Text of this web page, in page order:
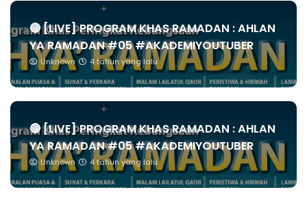
🔴 [LIVE] PROGRAM KHAS RAMADAN : AHLAN
YA RAMADAN #05 #AKADEMIYOUTUBER
Unknown 4 tahun yang lalu
🔴 [LIVE] PROGRAM KHAS RAMADAN : AHLAN
YA RAMADAN #05 #AKADEMIYOUTUBER
Unknown 4 tahun yang lalu